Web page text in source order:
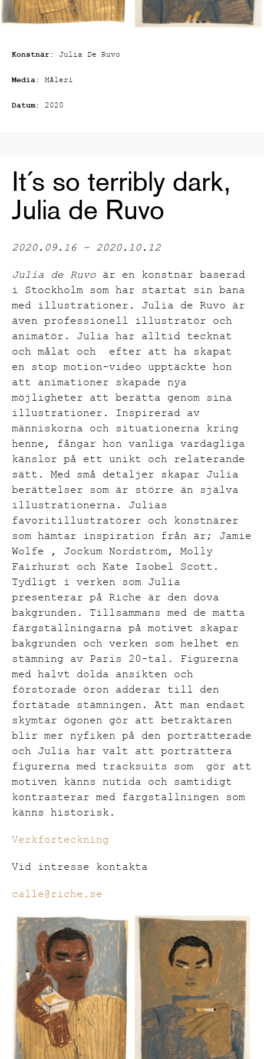
Konstnär: Julia De Ruvo
Media: Måleri
Datum: 2020
It´s so terribly dark,
Julia de Ruvo
2020.09.16 – 2020.10.12
Julia de Ruvo är en konstnär baserad
i Stockholm som har startat sin bana
med illustrationer. Julia de Ruvo är
även professionell illustratör och
animatör. Julia har alltid tecknat
och målat och efter att ha skapat
en stop motion-video upptäckte hon
att animationer skapade nya
möjligheter att berätta genom sina
illustrationer. Inspirerad av
människorna och situationerna kring
henne, fångar hon vanliga vardagliga
känslor på ett unikt och relaterande
sätt. Med små detaljer skapar Julia
berättelser som är större än själva
illustrationerna. Julias
favoritillustratörer och konstnärer
som hämtar inspiration från är; Jamie
Wolfe , Jockum Nordström, Molly
Fairhurst och Kate Isobel Scott.
Tydligt i verken som Julia
presenterar på Riche är den dova
bakgrunden. Tillsammans med de matta
färgställningarna på motivet skapar
bakgrunden och verken som helhet en
stämning av Paris 20-tal. Figurerna
med halvt dolda ansikten och
förstorade öron adderar till den
förtätade stämningen. Att man endast
skymtar ögonen gör att betraktaren
blir mer nyfiken på den porträtterade
och Julia har valt att porträttera
figurerna med tracksuits som gör att
motiven känns nutida och samtidigt
kontrasterar med färgställningen som
känns historisk.
Verkförteckning
Vid intresse kontakta
calle@riche.se